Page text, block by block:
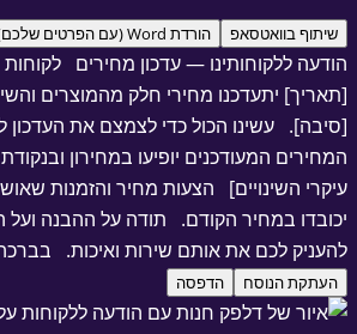
בוואטסאפ הורדת Word (עם הפרטים שלכם)
ללקוחותינו — עדכון מחירים לקוחות
יתעדכנו מחירי חלק מהמוצרים
עשינו הכול כדי לצמצם את העדכון
המעודכנים יופיעו במחירון ובנקודת
השינויים] הצעות מחיר והזמנות שאושרו
במחיר הקודם. תודה על ההבנה ועל
לכם את אותם שירות ואיכות. בברכה,
הנוסח הדפסה